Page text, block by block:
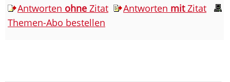
Antworten ohne Zitat Antworten mitZitat
Themen-Abo bestellen